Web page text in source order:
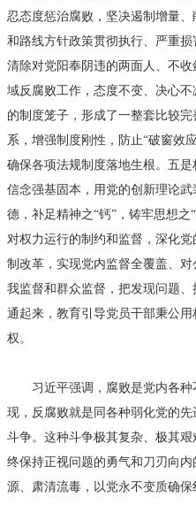
忍态度惩治腐败，坚决遏制增量
和路线方针政策贯彻执行、严重
清除对党阳奉阴违的两面人、不
域反腐败工作，态度不变、决心
的制度笼子，形成了一整套比较
系，增强制度刚性，防止“破窗效
确保各项法规制度落地生根。五
信念强基固本，用党的创新理论
德，补足精神之“钙”，铸牢思想
对权力运行的制约和监督，深化
制改革，实现党内监督全覆盖、
我监督和群众监督，把发现问题
通起来，教育引导党员干部秉公
权。
习近平强调，腐败是党内各种
现，反腐败就是同各种弱化党的
斗争。这种斗争极其复杂、极其
终保持正视问题的勇气和刀刃向
源、肃清流毒，以党永不变质确保